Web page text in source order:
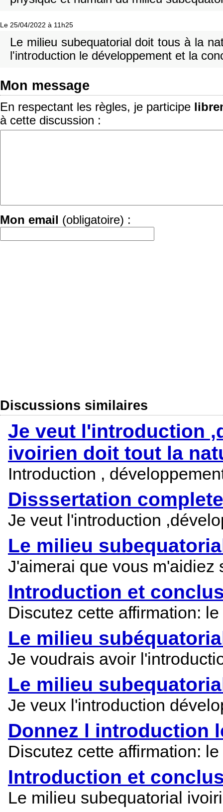
Le 25/04/2022 à 11h25
Le milieu subequatorial doit tous à la
l'introduction le développement et la
Mon message
En respectant les règles, je participe
à cette discussion :
Mon email (obligatoire) :
Discussions similaires
Je veut l'introduction
ivoirien doit tout la
Introduction ,
Disssertation complete
Je veut l'introduction
Le milieu
J'aimerai que vous m'aidiez
Introduction et
Discutez cette affirmation:
Le milieu
Je voudrais avoir
Le milieu
Je veux l'introduction
Donnez l introduction
Discutez cette affirmation:
Introduction et
Le milieu subequatorial